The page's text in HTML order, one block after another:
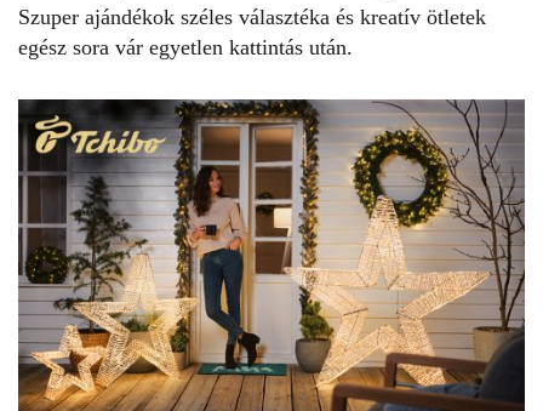
Szuper ajándékok széles választéka és kreatív ötletek
egész sora vár egyetlen kattintás után.